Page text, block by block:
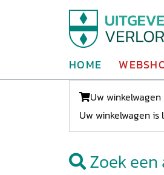
HOME
Uw winkelwagen
Uw winkelwagen is
Zoek een